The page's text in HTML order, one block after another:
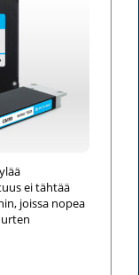
ei tähtää
joissa nopea